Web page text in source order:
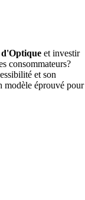
et investir
consommateurs?
et son
modèle éprouvé pour